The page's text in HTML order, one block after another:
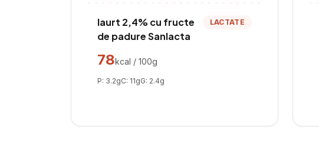
Iaurt 2,4% cu fructe
de padure Sanlacta
LACTATE
78kcal / 100g
P: 3.2gC: 11gG: 2.4g